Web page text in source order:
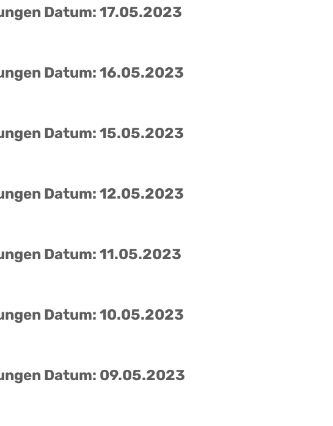
Datum: 17.05.2023
Datum: 16.05.2023
Datum: 15.05.2023
Datum: 12.05.2023
Datum: 11.05.2023
Datum: 10.05.2023
Datum: 09.05.2023